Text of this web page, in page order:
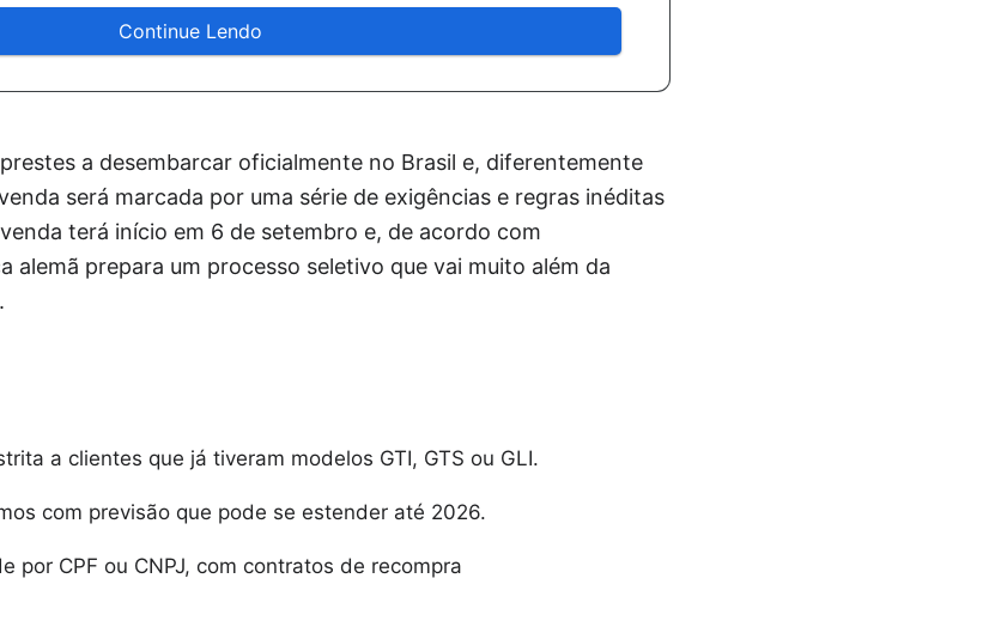
Continue Lendo
a desembarcar oficialmente no Brasil e, diferentemente
será marcada por uma série de exigências e regras inéditas
terá início em 6 de setembro e, de acordo com
alemã prepara um processo seletivo que vai muito além da
a clientes que já tiveram modelos GTI, GTS ou GLI.
com previsão que pode se estender até 2026.
por CPF ou CNPJ, com contratos de recompra